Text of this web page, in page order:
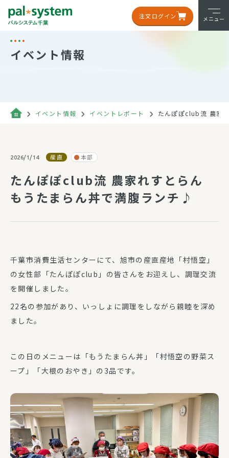
注文ログイン メニュー
イベント情報
イベント情報 イベントレポート たんぽぽclub流 農家
2026/1/14 産直 本部
たんぽぽclub流 農家れすとらん
もうたまらん丼で満腹ランチ♪
千葉市消費生活センターにて、旭市の産直産地「村悟空」
の女性部「たんぽぽclub」の皆さんをお迎えし、調理交流
を開催しました。
22名の参加があり、いっしょに調理をしながら親睦を深め
ました。
この日のメニューは「もうたまらん丼」「村悟空の野菜ス
ープ」「大根のおやき」の3品です。